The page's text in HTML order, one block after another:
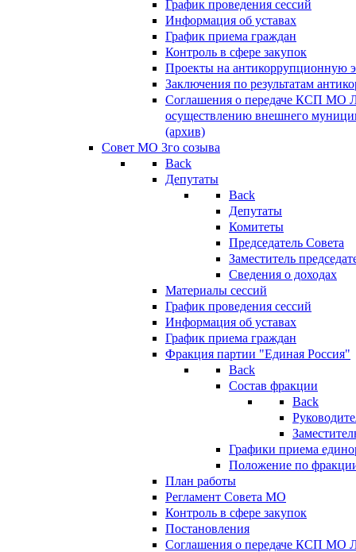
График проведения сессий
Информация об уставах
График приема граждан
Контроль в сфере закупок
Проекты на антикоррупционную
Заключения по результатам
Соглашения о передаче КСП МО
осуществлению внешнего
(архив)
Совет МО 3го созыва
Back
Депутаты
Back
Депутаты
Комитеты
Председатель Совета
Заместитель
Сведения о доходах
Материалы сессий
График проведения сессий
Информация об уставах
График приема граждан
Фракция партии "Единая Россия"
Back
Состав фракции
Back
Графики приема
Положение по
План работы
Регламент Совета МО
Контроль в сфере закупок
Постановления
Соглашения о передаче КСП МО